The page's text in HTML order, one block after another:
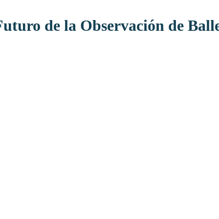
de la Observación de